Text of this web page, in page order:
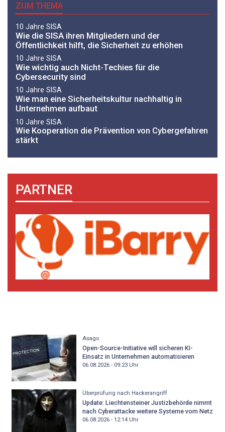
ZUM THEMA
10 Jahre SISA
Wie die SISA ihren Mitgliedern und der
Öffentlichkeit hilft, die Sicherheit zu erhöhen
10 Jahre SISA
Wie wichtig auch Nicht-Techies für die
Cybersecurity sind
10 Jahre SISA
Wie man eine Sicherheitskultur nachhaltig in
Unternehmen aufbaut
10 Jahre SISA
Wie Kooperation die Prävention von Cybergefahren
stärkt
PARTNER
Asago
Open-Source-Initiative will sicheren KI-
Einsatz in Unternehmen automatisieren
06.08.2026 - 09:23Uhr
Überprüfung nach Hackerangriff
Update: Liechtensteiner Justizbehörde nimmt
nach Cyberattacke weitere Systeme vom Netz
06.08.2026 - 12:14Uhr